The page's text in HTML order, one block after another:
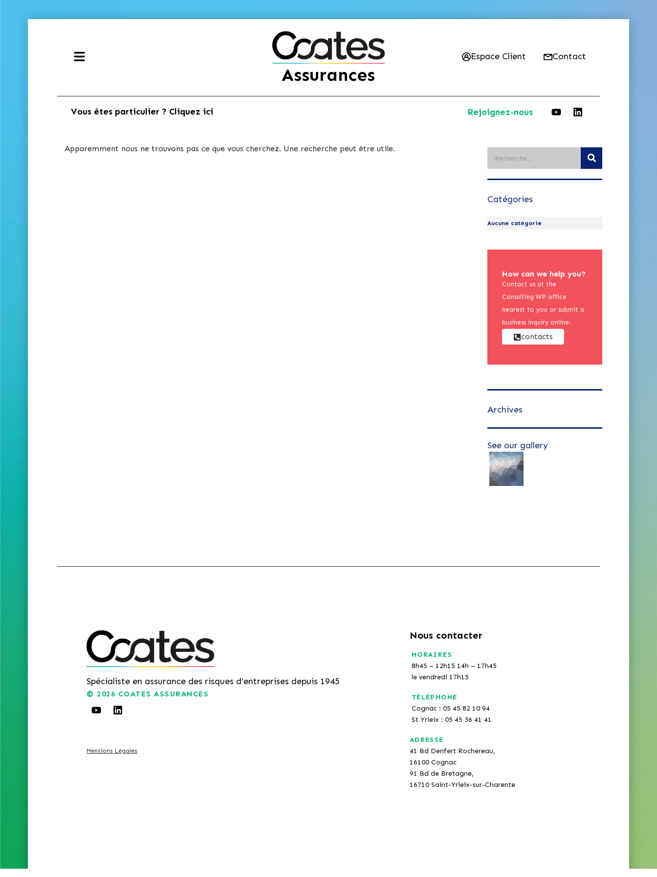
Assurances
Espace Client Contact
Vous êtes particulier ? Cliquez ici Rejoignez-nous
Apparemment nous ne trouvons pas ce que vous cherchez. Une recherche peut être utile.
Catégories
Aucune catégorie
How can we help you?
Contact us at the
Consulting WP office
nearest to you or submit a
business inquiry online.
contacts
Archives
See our gallery
Spécialiste en assurance des risques d’entreprises depuis 1945
© 2026 COATES ASSURANCES
Mentions Légales
Nous contacter
HORAIRES
8h45 – 12h15 14h – 17h45
le vendredi 17h15
TÉLÉPHONE
Cognac : 05 45 82 10 94
St Yrieix : 05 45 36 41 41
ADRESSE
41 Bd Denfert Rochereau,
16100 Cognac
91 Bd de Bretagne,
16710 Saint-Yrieix-sur-Charente